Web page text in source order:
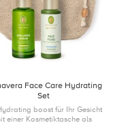
Face Care Hydrating
Set
boost für Ihr Gesicht
einer Kosmetiktasche als